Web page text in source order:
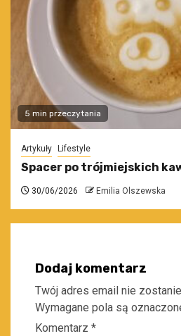
5 min przeczytania
Artykuły Lifestyle
Spacer po trójmiejskich
30/06/2026 Emilia Olszewska
Dodaj komentarz
Twój adres email nie
Wymagane pola są
Komentarz *